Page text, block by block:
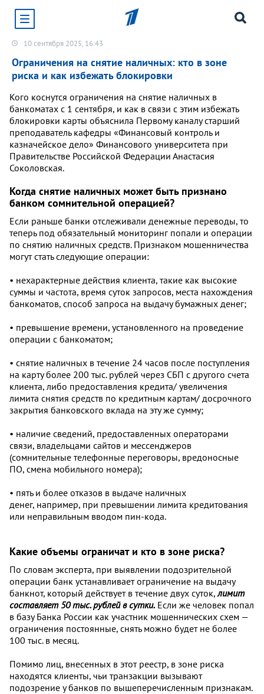
Хотите получать уведомления от сайта «Первого
канала»?
Да Не сейчас
10 сентября 2025, 16:43
Ограничения на снятие наличных: кто в зоне
риска и как избежать блокировки
Кого коснутся ограничения на снятие наличных в
банкоматах с 1 сентября, и как в связи с этим избежать
блокировки карты объяснила Первому каналу старший
преподаватель кафедры «Финансовый контроль и
казначейское дело» Финансового университета при
Правительстве Российской Федерации Анастасия
Соколовская.
Когда снятие наличных может быть признано
банком сомнительной операцией?
Если раньше банки отслеживали денежные переводы, то
теперь под обязательный мониторинг попали и операции
по снятию наличных средств. Признаком мошенничества
могут стать следующие операции:
• нехарактерные действия клиента, такие как высокие
суммы и частота, время суток запросов, места нахождения
банкоматов, способ запроса на выдачу бумажных денег;
• превышение времени, установленного на проведение
операции с банкоматом;
• снятие наличных в течение 24 часов после поступления
на карту более 200 тыс. рублей через СБП с другого счета
клиента, либо предоставления кредита/ увеличения
лимита снятия средств по кредитным картам/ досрочного
закрытия банковского вклада на эту же сумму;
• наличие сведений, предоставленных операторами
связи, владельцами сайтов и мессенджеров
(сомнительные телефонные переговоры, вредоносные
ПО, смена мобильного номера);
• пять и более отказов в выдаче наличных
денег, например, при превышении лимита кредитования
или неправильным вводом пин-кода.
Какие объемы ограничат и кто в зоне риска?
По словам эксперта, при выявлении подозрительной
операции банк устанавливает ограничение на выдачу
банкнот, который действует в течение двух суток,лимит
составляет 50 тыс. рублей в сутки. Если же человек попал
в базу Банка России как участник мошеннических схем —
ограничения постоянные, снять можно будет не более
100 тыс. в месяц.
Помимо лиц, внесенных в этот реестр, в зоне риска
находятся клиенты, чьи транзакции вызывают
подозрение у банков по вышеперечисленным признакам.